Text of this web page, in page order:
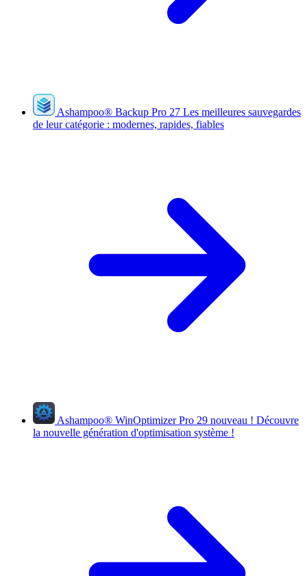
Ashampoo® Backup Pro 27 Les meilleures sauvegardes
de leur catégorie : modernes, rapides, fiables
Ashampoo® WinOptimizer Pro 29 nouveau ! Découvre
la nouvelle génération d'optimisation système !